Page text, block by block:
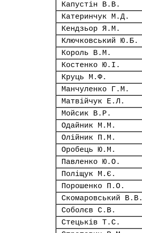
Капустін В.В.
Катеринчук М.Д.
Кендзьор Я.М.
Ключковський Ю.Б.
Король В.М.
Костенко Ю.І.
Круць М.Ф.
Манчуленко Г.М.
Матвійчук Е.Л.
Мойсик В.Р.
Одайник М.М.
Олійник П.М.
Оробець Ю.М.
Павленко Ю.О.
Поліщук М.Є.
Порошенко П.О.
Скомаровський В.В.
Соболєв С.В.
Стецьків Т.С.